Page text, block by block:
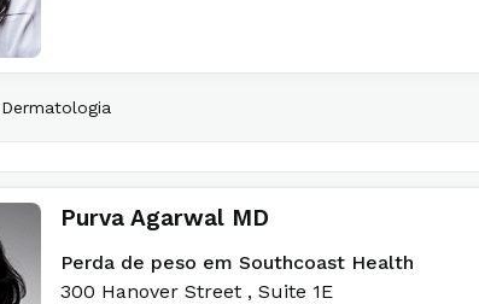
Dermatologia
Purva Agarwal MD
Perda de peso em Southcoast Health
300 Hanover Street , Suite 1E